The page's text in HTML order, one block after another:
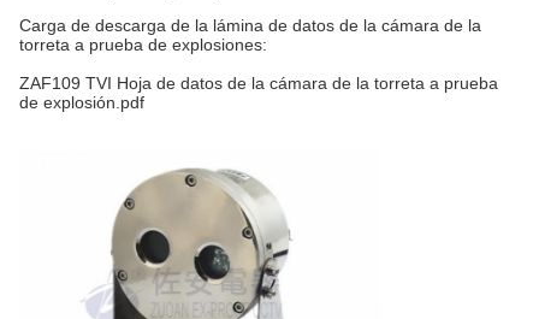
Carga de descarga de la lámina de datos de la cámara de la
torreta a prueba de explosiones:
ZAF109 TVI Hoja de datos de la cámara de la torreta a prueba
de explosión.pdf